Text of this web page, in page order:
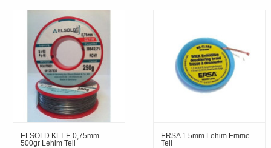
ELSOLD KLT-E 0,75mm
500gr Lehim Teli
ERSA 1.5mm Lehim Emme
Teli